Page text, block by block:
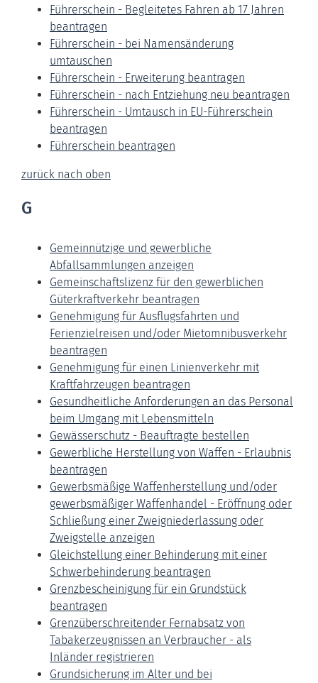
Führerschein - Begleitetes Fahren ab 17 Jahren
beantragen
Führerschein - bei Namensänderung
umtauschen
Führerschein - Erweiterung beantragen
Führerschein - nach Entziehung neu beantragen
Führerschein - Umtausch in EU-Führerschein
beantragen
Führerschein beantragen
zurück nach oben
G
Gemeinnützige und gewerbliche
Abfallsammlungen anzeigen
Gemeinschaftslizenz für den gewerblichen
Güterkraftverkehr beantragen
Genehmigung für Ausflugsfahrten und
Ferienzielreisen und/oder Mietomnibusverkehr
beantragen
Genehmigung für einen Linienverkehr mit
Kraftfahrzeugen beantragen
Gesundheitliche Anforderungen an das Personal
beim Umgang mit Lebensmitteln
Gewässerschutz - Beauftragte bestellen
Gewerbliche Herstellung von Waffen - Erlaubnis
beantragen
Gewerbsmäßige Waffenherstellung und/oder
gewerbsmäßiger Waffenhandel - Eröffnung oder
Schließung einer Zweigniederlassung oder
Zweigstelle anzeigen
Gleichstellung einer Behinderung mit einer
Schwerbehinderung beantragen
Grenzbescheinigung für ein Grundstück
beantragen
Grenzüberschreitender Fernabsatz von
Tabakerzeugnissen an Verbraucher - als
Inländer registrieren
Grundsicherung im Alter und bei